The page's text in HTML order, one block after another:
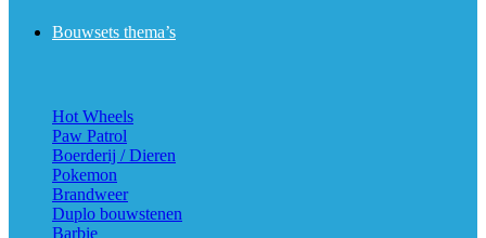
Bouwsets thema’s
Hot Wheels
Paw Patrol
Boerderij / Dieren
Pokemon
Brandweer
Duplo bouwstenen
Barbie